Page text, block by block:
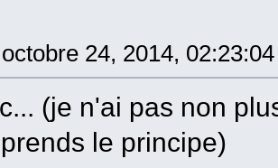
octobre 24, 2014,
(je n'ai pas non
le principe)